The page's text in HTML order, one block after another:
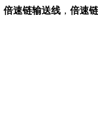
倍速链输送线 ， 倍速链